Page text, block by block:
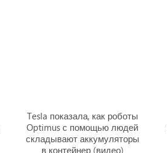
Tesla показала, как роботы
Optimus с помощью людей
складывают аккумуляторы
в контейнер (видео)